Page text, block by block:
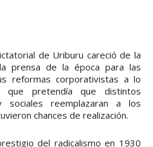
de Uriburu careció de la
prensa de la época para las
reformas corporativistas a lo
que pretendía que distintos
sociales reemplazaran a los
chances de realización.
del radicalismo en 1930